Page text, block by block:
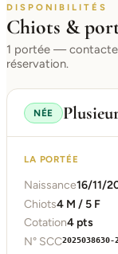
DISPONIBILITÉS
Chiots &
1 portée —
réservation.
NÉE
LA PORTÉE
Naissance16/11/
Chiots4 M / 5 F
Cotation4 pts
N° SCC2025038630-